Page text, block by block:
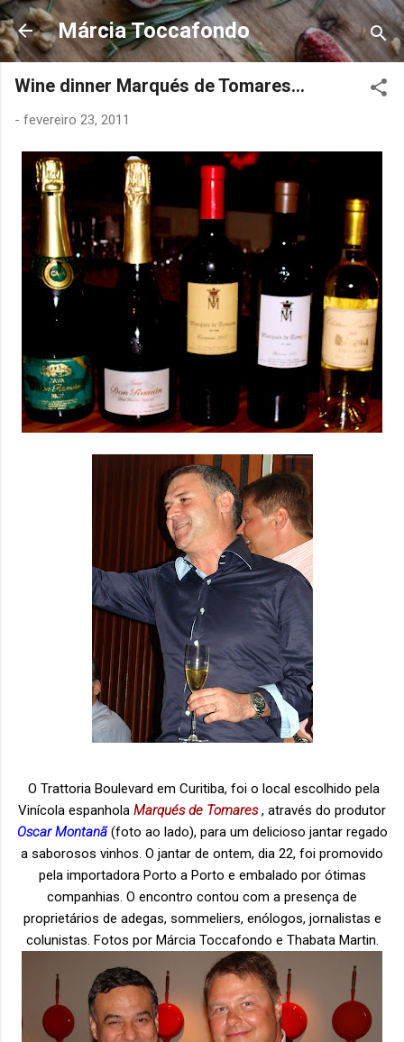
Pular para o conteúdo principal
Márcia Toccafondo
Wine dinner Marqués de Tomares...
- fevereiro 23, 2011
O Trattoria Boulevard em Curitiba, foi o local escolhido pela
Vinícola espanhola Marqués de Tomares, através do produtor
Oscar Montanã(foto ao lado), para um delicioso jantar regado
a saborosos vinhos. O jantar de ontem, dia 22, foi promovido
pela importadora Porto a Porto e embalado por ótimas
companhias. O encontro contou com a presença de
proprietários de adegas, sommeliers, enólogos, jornalistas e
colunistas. Fotos por Márcia Toccafondo e Thabata Martin.